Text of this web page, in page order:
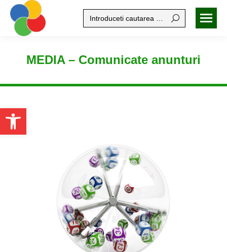
Open toolbar
Search:
MEDIA – Comunicate anunturi